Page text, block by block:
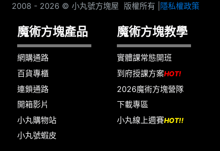
2008 - 2026 © 小丸號方塊屋 版權所有 | 隱私權政策
魔術方塊產品
網購通路
百貨專櫃
連鎖通路
開箱影片
小丸購物站
小丸號蝦皮
魔術方塊教學
實體課常態開班
到府授課方案HOT!
2026魔術方塊營隊
下載專區
小丸線上週賽HOT!!